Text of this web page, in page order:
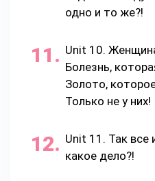
одно и то же?!
Unit 10.
Болезнь,
Золото,
Только не у них!
Unit 11. Так
какое дело?!